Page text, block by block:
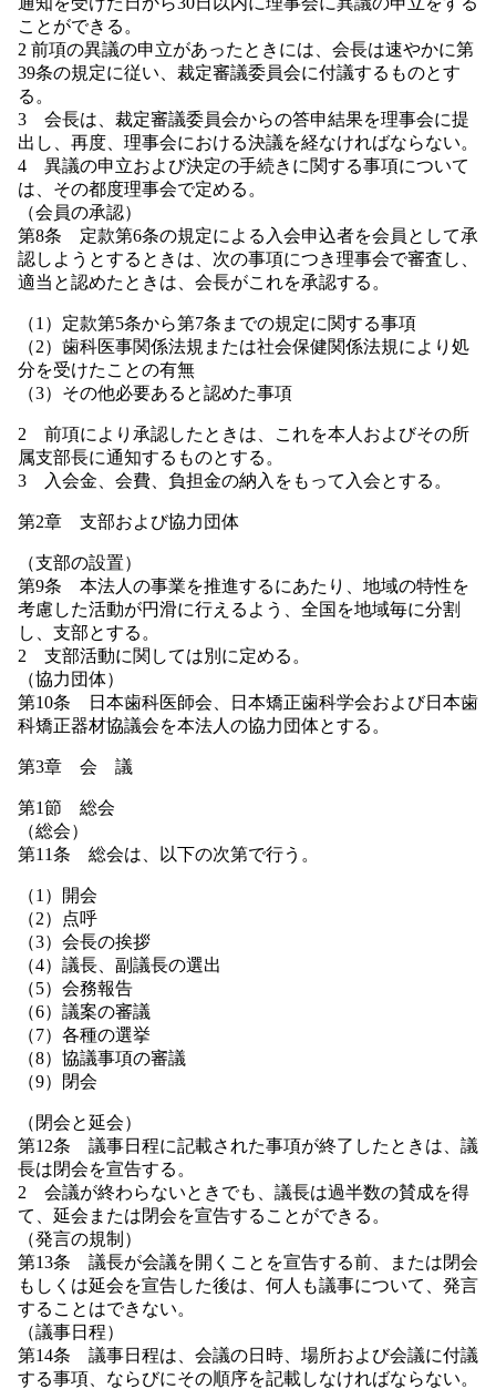
ことができる。
2 前項の異議の申立があったときには、会長は速やかに第
39条の規定に従い、裁定審議委員会に付議するものとす
る。
3 会長は、裁定審議委員会からの答申結果を理事会に提
出し、再度、理事会における決議を経なければならない。
4 異議の申立および決定の手続きに関する事項について
は、その都度理事会で定める。
（会員の承認）
第8条 定款第6条の規定による入会申込者を会員として承
認しようとするときは、次の事項につき理事会で審査し、
適当と認めたときは、会長がこれを承認する。
（1）定款第5条から第7条までの規定に関する事項
（2）歯科医事関係法規または社会保健関係法規により処
分を受けたことの有無
（3）その他必要あると認めた事項
2 前項により承認したときは、これを本人およびその所
属支部長に通知するものとする。
3 入会金、会費、負担金の納入をもって入会とする。
第2章 支部および協力団体
（支部の設置）
第9条 本法人の事業を推進するにあたり、地域の特性を
考慮した活動が円滑に行えるよう、全国を地域毎に分割
し、支部とする。
2 支部活動に関しては別に定める。
（協力団体）
第10条 日本歯科医師会、日本矯正歯科学会および日本歯
科矯正器材協議会を本法人の協力団体とする。
第3章 会 議
第1節 総会
（総会）
第11条 総会は、以下の次第で行う。
（1）開会
（2）点呼
（3）会長の挨拶
（4）議長、副議長の選出
（5）会務報告
（6）議案の審議
（7）各種の選挙
（8）協議事項の審議
（9）閉会
（閉会と延会）
第12条 議事日程に記載された事項が終了したときは、議
長は閉会を宣告する。
2 会議が終わらないときでも、議長は過半数の賛成を得
て、延会または閉会を宣告することができる。
（発言の規制）
第13条 議長が会議を開くことを宣告する前、または閉会
もしくは延会を宣告した後は、何人も議事について、発言
することはできない。
（議事日程）
第14条 議事日程は、会議の日時、場所および会議に付議
する事項、ならびにその順序を記載しなければならない。